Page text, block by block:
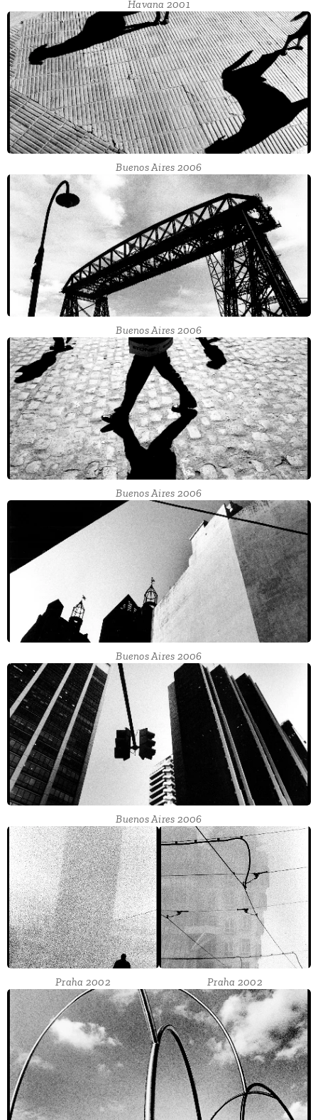
Havana 2001
Buenos Aires 2006
Buenos Aires 2006
Buenos Aires 2006
Buenos Aires 2006
Buenos Aires 2006
Praha 2002 Praha 2002